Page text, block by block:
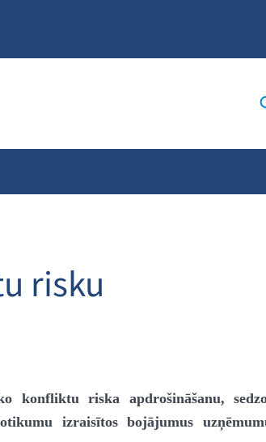
risku
konfliktu riska apdrošināšanu,
izraisītos bojājumus